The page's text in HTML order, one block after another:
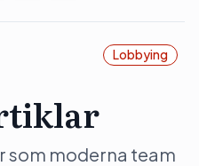
Lobbying
som moderna team